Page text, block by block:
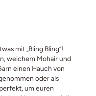
mit „Bling Bling“!
weichem Mohair und
einen Hauch von
oder als
um euren